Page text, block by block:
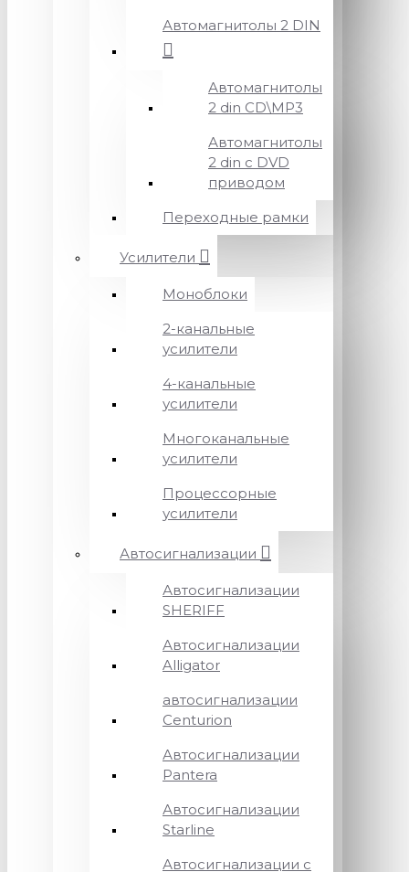
Автомагнитолы 2 DIN
Автомагнитолы
2 din CD\MP3
Автомагнитолы
2 din с DVD
приводом
Переходные рамки
Усилители
Моноблоки
2-канальные
усилители
4-канальные
усилители
Многоканальные
усилители
Процессорные
усилители
Автосигнализации
Автосигнализации
SHERIFF
Автосигнализации
Alligator
автосигнализации
Centurion
Автосигнализации
Pantera
Автосигнализации
Starline
Автосигнализации с